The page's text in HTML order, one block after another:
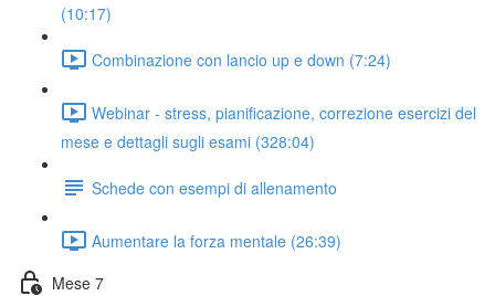
(10:17)
Combinazione con lancio up e down (7:24)
Webinar - stress, pianificazione, correzione esercizi del
mese e dettagli sugli esami (328:04)
Schede con esempi di allenamento
Aumentare la forza mentale (26:39)
Mese 7